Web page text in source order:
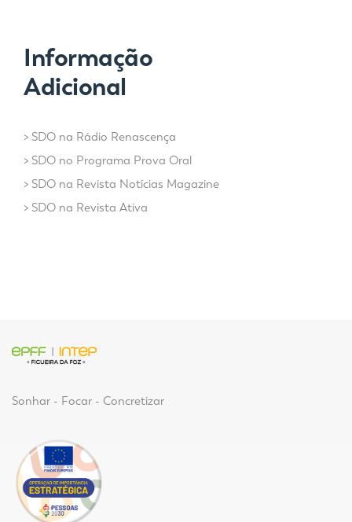
Informação
Adicional
> SDO na Rádio Renascença
> SDO no Programa Prova Oral
> SDO na Revista Notícias Magazine
> SDO na Revista Ativa
Sonhar - Focar - Concretizar